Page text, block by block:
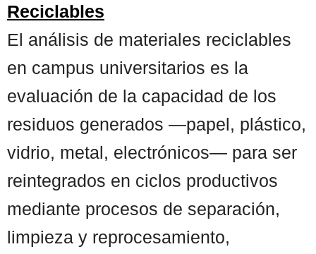
Reciclables
El análisis de materiales reciclables
en campus universitarios es la
evaluación de la capacidad de los
residuos generados —papel, plástico,
vidrio, metal, electrónicos— para ser
reintegrados en ciclos productivos
mediante procesos de separación,
limpieza y reprocesamiento,